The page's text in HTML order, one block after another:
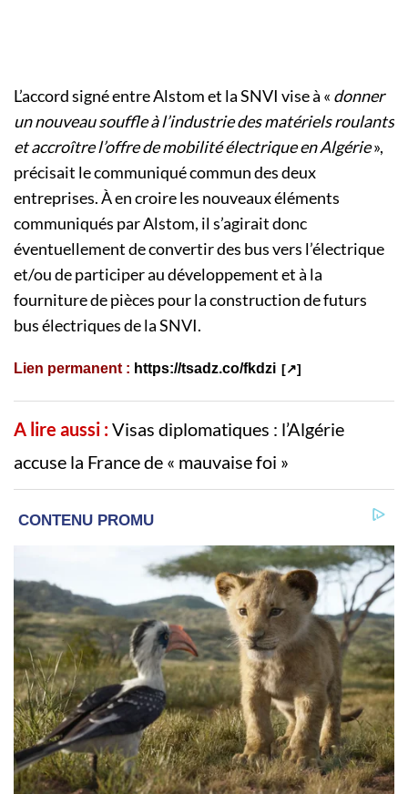
L’accord signé entre Alstom et la SNVI vise à « donner
un nouveau souffle à l’industrie des matériels roulants
et accroître l’offre de mobilité électrique en Algérie»,
précisait le communiqué commun des deux
entreprises. À en croire les nouveaux éléments
communiqués par Alstom, il s’agirait donc
éventuellement de convertir des bus vers l’électrique
et/ou de participer au développement et à la
fourniture de pièces pour la construction de futurs
bus électriques de la SNVI.
Lien permanent : https://tsadz.co/fkdzi
A lire aussi :Visas diplomatiques : l’Algérie
accuse la France de « mauvaise foi »